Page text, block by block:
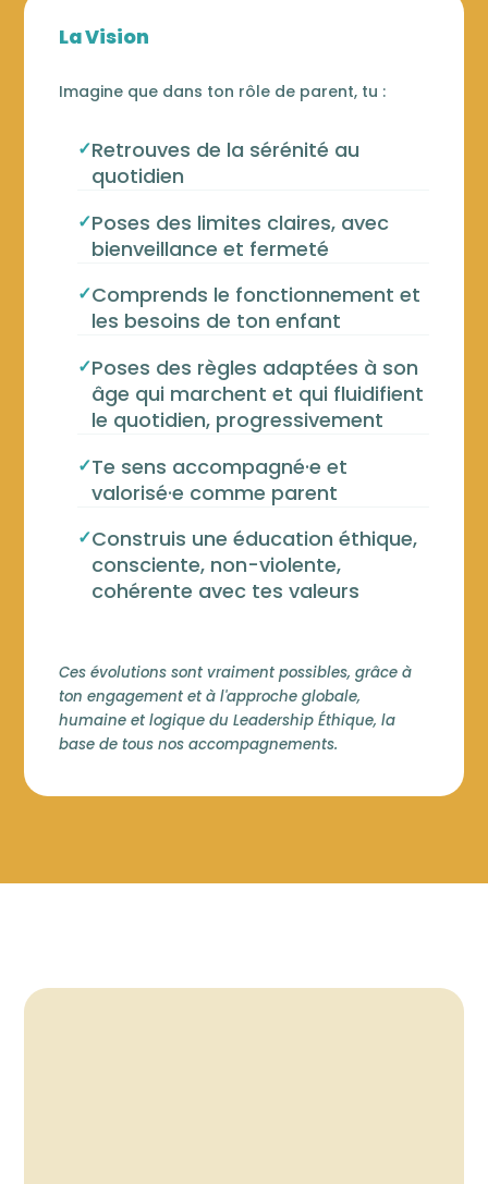
La Vision
Imagine que dans ton rôle de parent, tu :
✓Retrouves de la sérénité au
quotidien
✓Poses des limites claires, avec
bienveillance et fermeté
✓Comprends le fonctionnement et
les besoins de ton enfant
✓Poses des règles adaptées à son
âge qui marchent et qui fluidifient
le quotidien, progressivement
✓Te sens accompagné·e et
valorisé·e comme parent
✓Construis une éducation éthique,
consciente, non-violente,
cohérente avec tes valeurs
Ces évolutions sont vraiment possibles, grâce à
ton engagement et à l'approche globale,
humaine et logique duLeadership Éthique, la
base de tous nos accompagnements.